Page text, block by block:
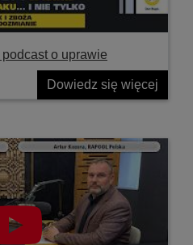
o uprawie
Dowiedz się więcej